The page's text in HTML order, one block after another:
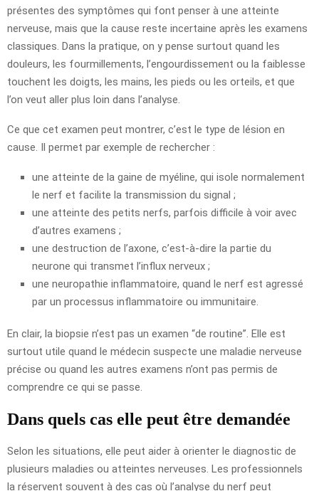
présentes des symptômes qui font penser à une atteinte
nerveuse, mais que la cause reste incertaine après les examens
classiques. Dans la pratique, on y pense surtout quand les
douleurs, les fourmillements, l’engourdissement ou la faiblesse
touchent les doigts, les mains, les pieds ou les orteils, et que
l’on veut aller plus loin dans l’analyse.
Ce que cet examen peut montrer, c’est le type de lésion en
cause. Il permet par exemple de rechercher :
une atteinte de la gaine de myéline, qui isole normalement
le nerf et facilite la transmission du signal ;
une atteinte des petits nerfs, parfois difficile à voir avec
d’autres examens ;
une destruction de l’axone, c’est-à-dire la partie du
neurone qui transmet l’influx nerveux ;
une neuropathie inflammatoire, quand le nerf est agressé
par un processus inflammatoire ou immunitaire.
En clair, la biopsie n’est pas un examen “de routine”. Elle est
surtout utile quand le médecin suspecte une maladie nerveuse
précise ou quand les autres examens n’ont pas permis de
comprendre ce qui se passe.
Dans quels cas elle peut être demandée
Selon les situations, elle peut aider à orienter le diagnostic de
plusieurs maladies ou atteintes nerveuses. Les professionnels
la réservent souvent à des cas où l’analyse du nerf peut